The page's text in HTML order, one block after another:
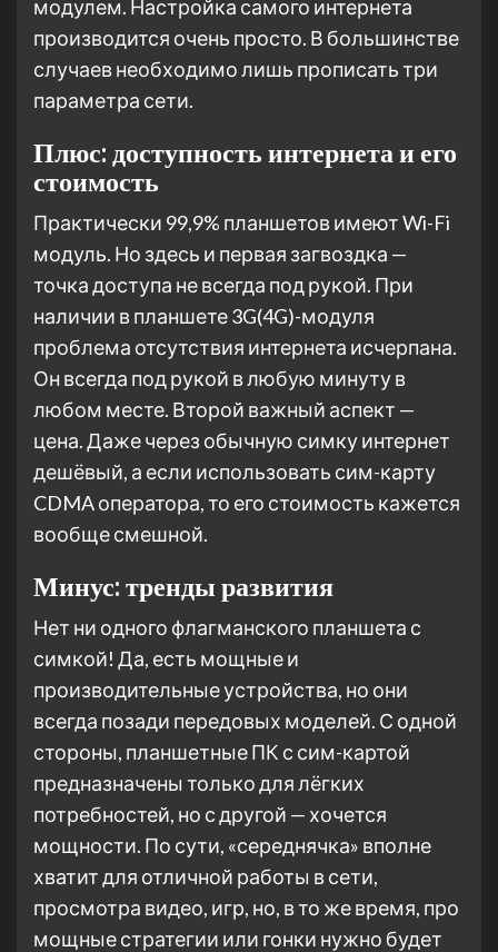
модулем. Настройка самого интернета
производится очень просто. В большинстве
случаев необходимо лишь прописать три
параметра сети.
Плюс: доступность интернета и его
стоимость
Практически 99,9% планшетов имеют Wi-Fi
модуль. Но здесь и первая загвоздка —
точка доступа не всегда под рукой. При
наличии в планшете 3G(4G)-модуля
проблема отсутствия интернета исчерпана.
Он всегда под рукой в любую минуту в
любом месте. Второй важный аспект —
цена. Даже через обычную симку интернет
дешёвый, а если использовать сим-карту
CDMA оператора, то его стоимость кажется
вообще смешной.
Минус: тренды развития
Нет ни одного флагманского планшета с
симкой! Да, есть мощные и
производительные устройства, но они
всегда позади передовых моделей. С одной
стороны, планшетные ПК с сим-картой
предназначены только для лёгких
потребностей, но с другой — хочется
мощности. По сути, «середнячка» вполне
хватит для отличной работы в сети,
просмотра видео, игр, но, в то же время, про
мощные стратегии или гонки нужно будет